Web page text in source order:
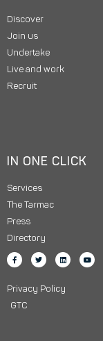
Discover
Join us
Undertake
Live and work
Recruit
IN ONE CLICK
Services
The Tarmac
Press
Directory
Privacy Policy
GTC